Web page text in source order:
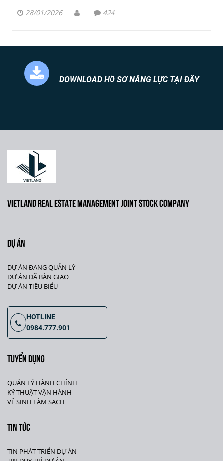
28/01/2026 424
DOWNLOAD HỒ SƠ NĂNG LỰC TẠI ĐÂY
VIETLAND REAL ESTATE MANAGEMENT JOINT STOCK COMPANY
DỰ ÁN
DỰ ÁN ĐANG QUẢN LÝ
DỰ ÁN ĐÃ BÀN GIAO
DỰ ÁN TIÊU BIỂU
HOTLINE
0984.777.901
TUYỂN DỤNG
QUẢN LÝ HÀNH CHÍNH
KỸ THUẬT VẬN HÀNH
VỆ SINH LÀM SẠCH
TIN TỨC
TIN PHÁT TRIỂN DỰ ÁN